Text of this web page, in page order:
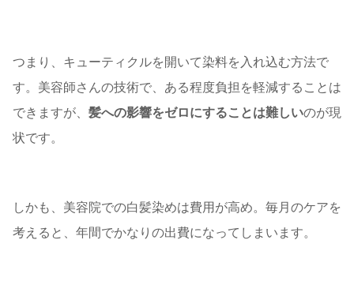
つまり、キューティクルを開いて染料を入れ込む方法で
す。美容師さんの技術で、ある程度負担を軽減することは
できますが、 髪への影響をゼロにすることは難しいのが現
状です。
しかも、美容院での白髪染めは費用が高め。毎月のケアを
考えると、年間でかなりの出費になってしまいます。